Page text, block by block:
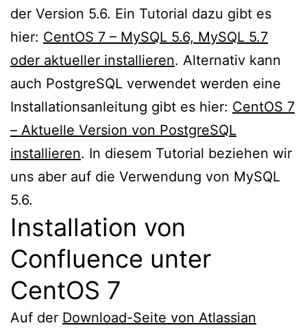
der Version 5.6. Ein Tutorial dazu gibt es
hier: CentOS 7 – MySQL 5.6, MySQL 5.7
oder aktueller installieren. Alternativ kann
auch PostgreSQL verwendet werden eine
Installationsanleitung gibt es hier: CentOS 7
– Aktuelle Version von PostgreSQL
installieren. In diesem Tutorial beziehen wir
uns aber auf die Verwendung von MySQL
5.6.
Installation von
Confluence unter
CentOS 7
Auf der Download-Seite von Atlassian